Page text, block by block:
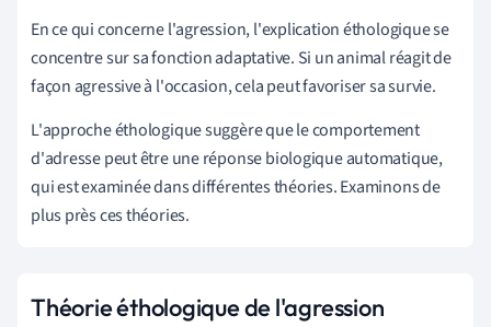
En ce qui concerne l'agression, l'explication éthologique se
concentre sur sa fonction adaptative. Si un animal réagit de
façon agressive à l'occasion, cela peut favoriser sa survie.
L'approche éthologique suggère que le comportement
d'adresse peut être une réponse biologique automatique,
qui est examinée dans différentes théories. Examinons de
plus près ces théories.
Théorie éthologique de l'agression